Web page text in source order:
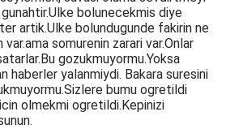
bolunecekmis diye
artik.Ulke bolundugunde fakirin ne
var.ama somurenin zarari var.Onlar
gozukmuyormu.Yoksa
haberler yalanmiydi. Bakara suresini
bumu ogretildi
olmekmi ogretildi.Kepinizi